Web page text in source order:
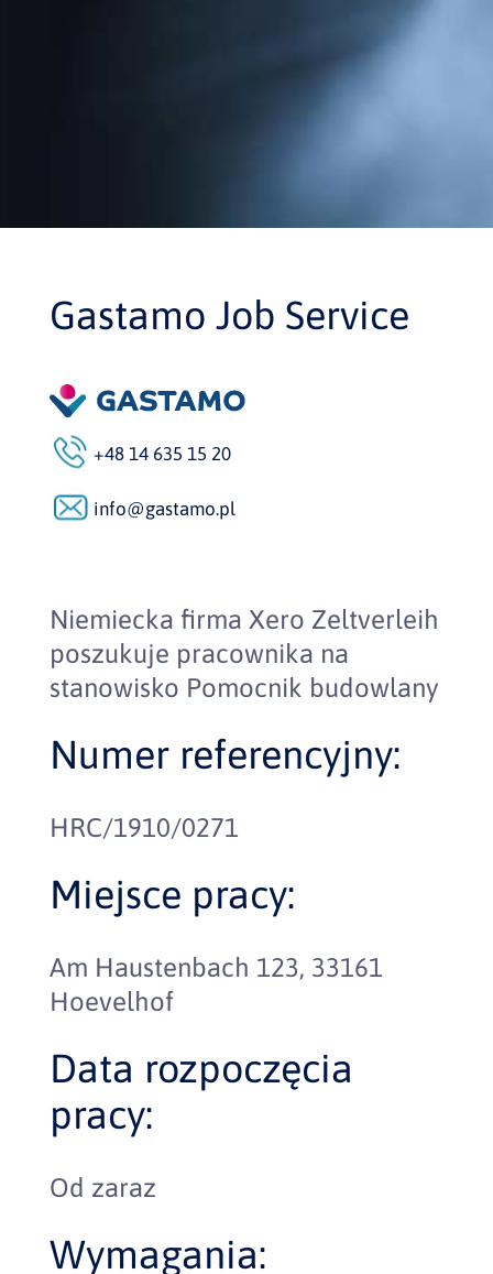
Gastamo Job Service
+48 14 635 15 20
info@gastamo.pl
Niemiecka firma Xero Zeltverleih
poszukuje pracownika na
stanowisko Pomocnik budowlany
Numer referencyjny:
HRC/1910/0271
Miejsce pracy:
Am Haustenbach 123, 33161
Hoevelhof
Data rozpoczęcia
pracy:
Od zaraz
Wymagania: